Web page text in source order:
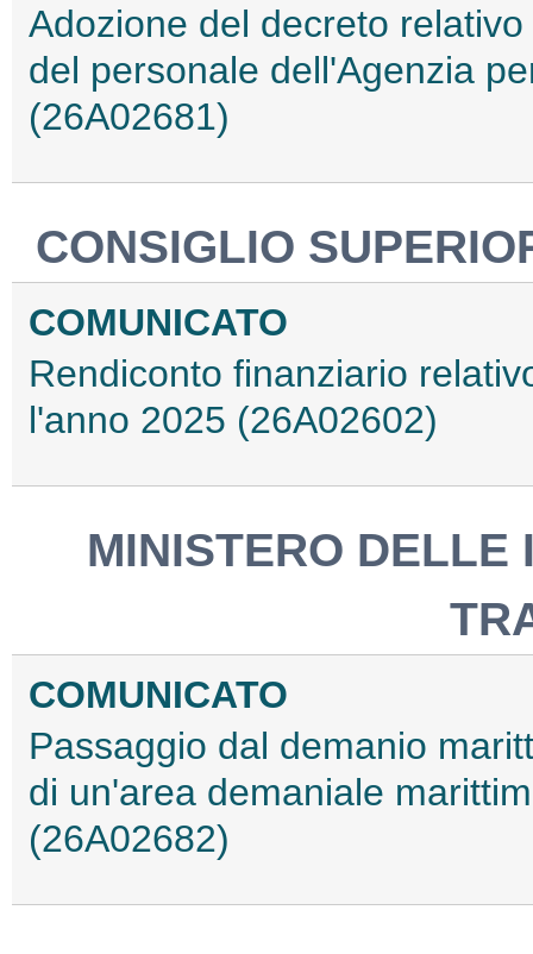
Adozione del decreto
del personale dell'Agenzia
(26A02681)
CONSIGLIO
COMUNICATO
Rendiconto finanziario
l'anno 2025 (26A02602)
MINISTERO DELLE
COMUNICATO
Passaggio dal demanio
di un'area demaniale
(26A02682)